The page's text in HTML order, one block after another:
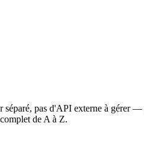
séparé, pas d'API externe à gérer
de A à Z.